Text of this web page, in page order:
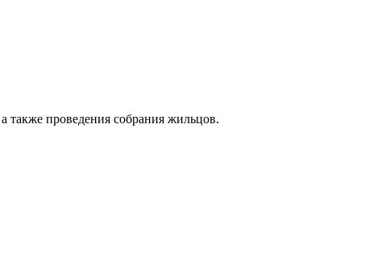
также проведения собрания жильцов.